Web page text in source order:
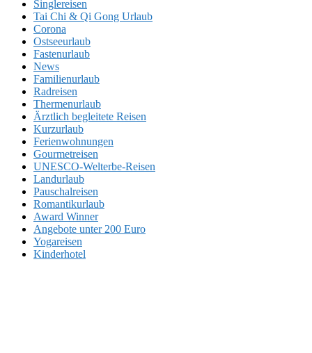
Singlereisen
Tai Chi & Qi Gong Urlaub
Corona
Ostseeurlaub
Fastenurlaub
News
Familienurlaub
Radreisen
Thermenurlaub
Ärztlich begleitete Reisen
Kurzurlaub
Ferienwohnungen
Gourmetreisen
UNESCO-Welterbe-Reisen
Landurlaub
Pauschalreisen
Romantikurlaub
Award Winner
Angebote unter 200 Euro
Yogareisen
Kinderhotel